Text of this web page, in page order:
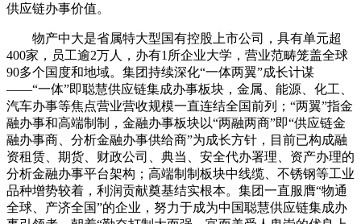
供应链办事价值。
物产中大是省属特大型国有控股上市公司，具有单元超
400家，员工逾2万人，办有1所企业大学，营业范畴笼盖全球
90多个国度和地域。集团持续深化“一体两翼”成长计谋
——“一体”即聪慧供应链集成办事板块，金属、能源、化工、
汽车办事等焦点营业营收规模一直连结全国前列；“两翼”指金
融办事和高端制制，金融办事板块以“两融两商”即“供应链金
融办事商、分析金融办事供给商”为成长方针，目前已构成融
资租赁、期货、财政公司、典当、安全代办署理、资产办理的
分析金融办事平台架构；高端制制板块中线缆、不锈钢等工业
品种增势较着，利润贡献奠基结实根本。集团一直服膺“物通
全球、产济全国”的企业，努力于成为中国聪慧供应链集成办